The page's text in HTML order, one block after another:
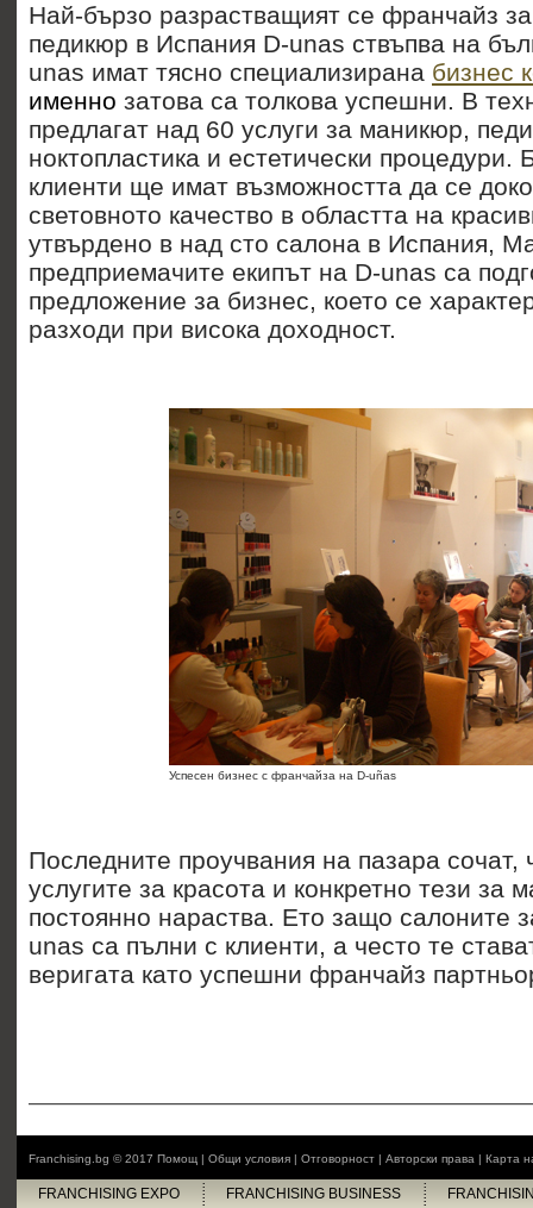
Най-бързо разрастващият се франчайз
педикюр в Испания D-unas ствъпва на
unas имат тясно специализирана бизнес
именно затова са толкова успешни. В
предлагат над 60 услуги за маникюр,
ноктопластика и естетически процедури.
клиенти ще имат възможността да се
световното качество в областта на
утвърдено в над сто салона в Испания,
предприемачите екипът на D-unas са
предложение за бизнес, което се
разходи при висока доходност.
Успесен бизнес с франчайза на D-uñas
Последните проучвания на пазара сочат,
услугите за красота и конкретно тези за
постоянно нараства. Ето защо салоните
unas са пълни с клиенти, а често те
веригата като успешни франчайз
Franchising.bg © 2017 Помощ | Общи условия | Отговорност | Авторски права | Карта
FRANCHISING EXPO FRANCHISING BUSINESS